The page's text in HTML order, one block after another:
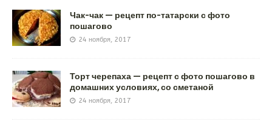
Чак-чак — рецепт по-татарски с фото
пошагово
24 ноября, 2017
Торт черепаха — рецепт с фото пошагово в
домашних условиях, со сметаной
24 ноября, 2017